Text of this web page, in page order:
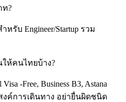
ท?
ำหรับ Engineer/Startup รวม
ห้คนไทยบ้าง?
-Free, Business B3, Astana
งค์การเดินทาง อย่ายื่นผิดชนิด